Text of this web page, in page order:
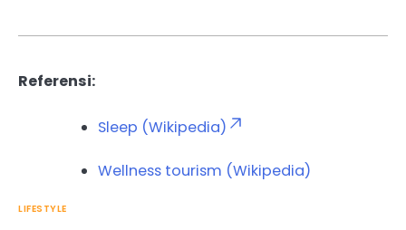
Referensi:
Sleep (Wikipedia)
Wellness tourism (Wikipedia)
LIFESTYLE